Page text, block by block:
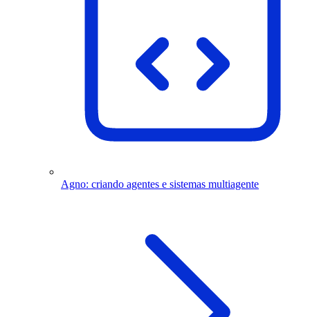
Agno: criando agentes e sistemas multiagente